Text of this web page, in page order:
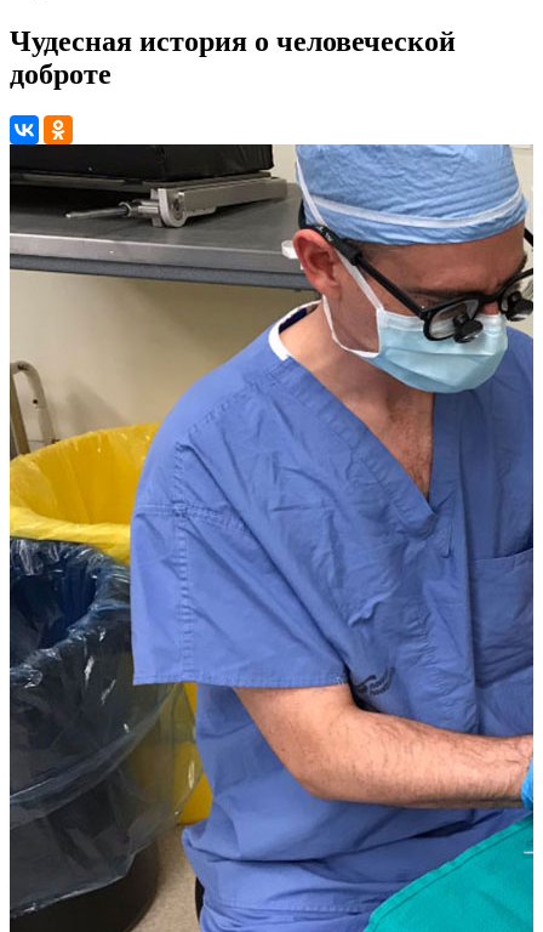
Чудесная история о человеческой
доброте